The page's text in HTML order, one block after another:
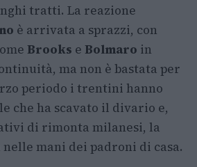
tratti. La reazione
è arrivata a sprazzi, con
Brooks e Bolmaro in
ma non è bastata per
periodo i trentini hanno
che ha scavato il divario e,
di rimonta milanesi, la
mani dei padroni di casa.